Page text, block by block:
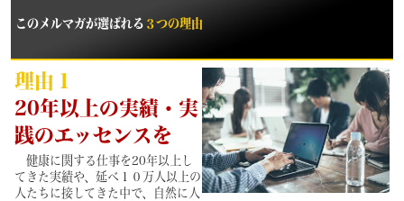
このメルマガが選ばれる ３つの理由
理由１
20年以上の実績・実
践のエッセンスを
健康に関する仕事を20年以上し
てきた実績や、延べ１０万人以上の
人たちに接してきた中で、自然に人